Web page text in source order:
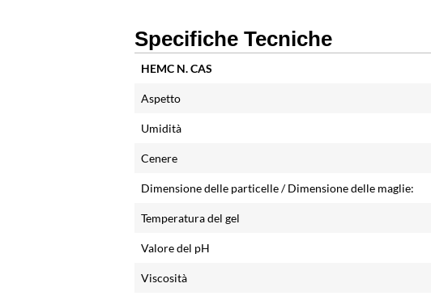
Specifiche Tecniche
HEMC N. CAS
Aspetto
Umidità
Cenere
Dimensione delle particelle / Dimensione delle maglie:
Temperatura del gel
Valore del pH
Viscosità